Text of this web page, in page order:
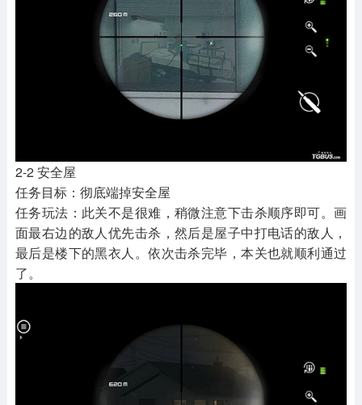
2-2 安全屋
任务目标：彻底端掉安全屋
任务玩法：此关不是很难，稍微注意下击杀顺序即可。画
面最右边的敌人优先击杀，然后是屋子中打电话的敌人，
最后是楼下的黑衣人。依次击杀完毕，本关也就顺利通过
了。